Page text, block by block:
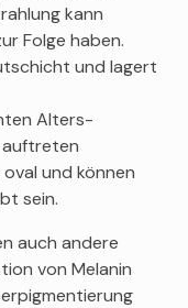
kann
Folge haben.
und lagert
Alters-
auftreten
und können
sein.
auch andere
von Melanin